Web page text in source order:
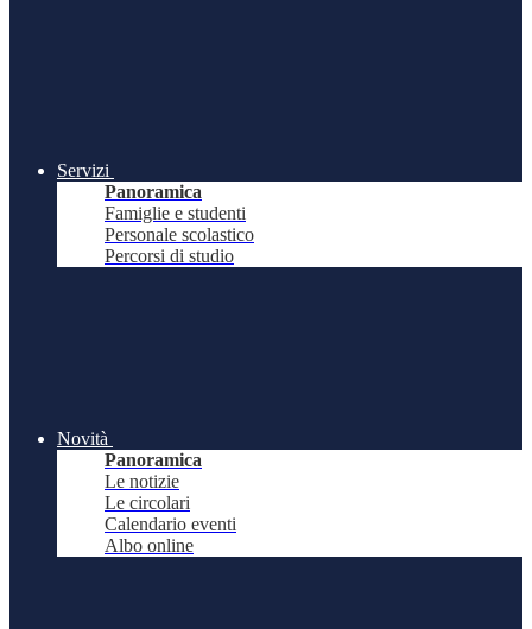
Servizi
Panoramica
Famiglie e studenti
Personale scolastico
Percorsi di studio
Novità
Panoramica
Le notizie
Le circolari
Calendario eventi
Albo online